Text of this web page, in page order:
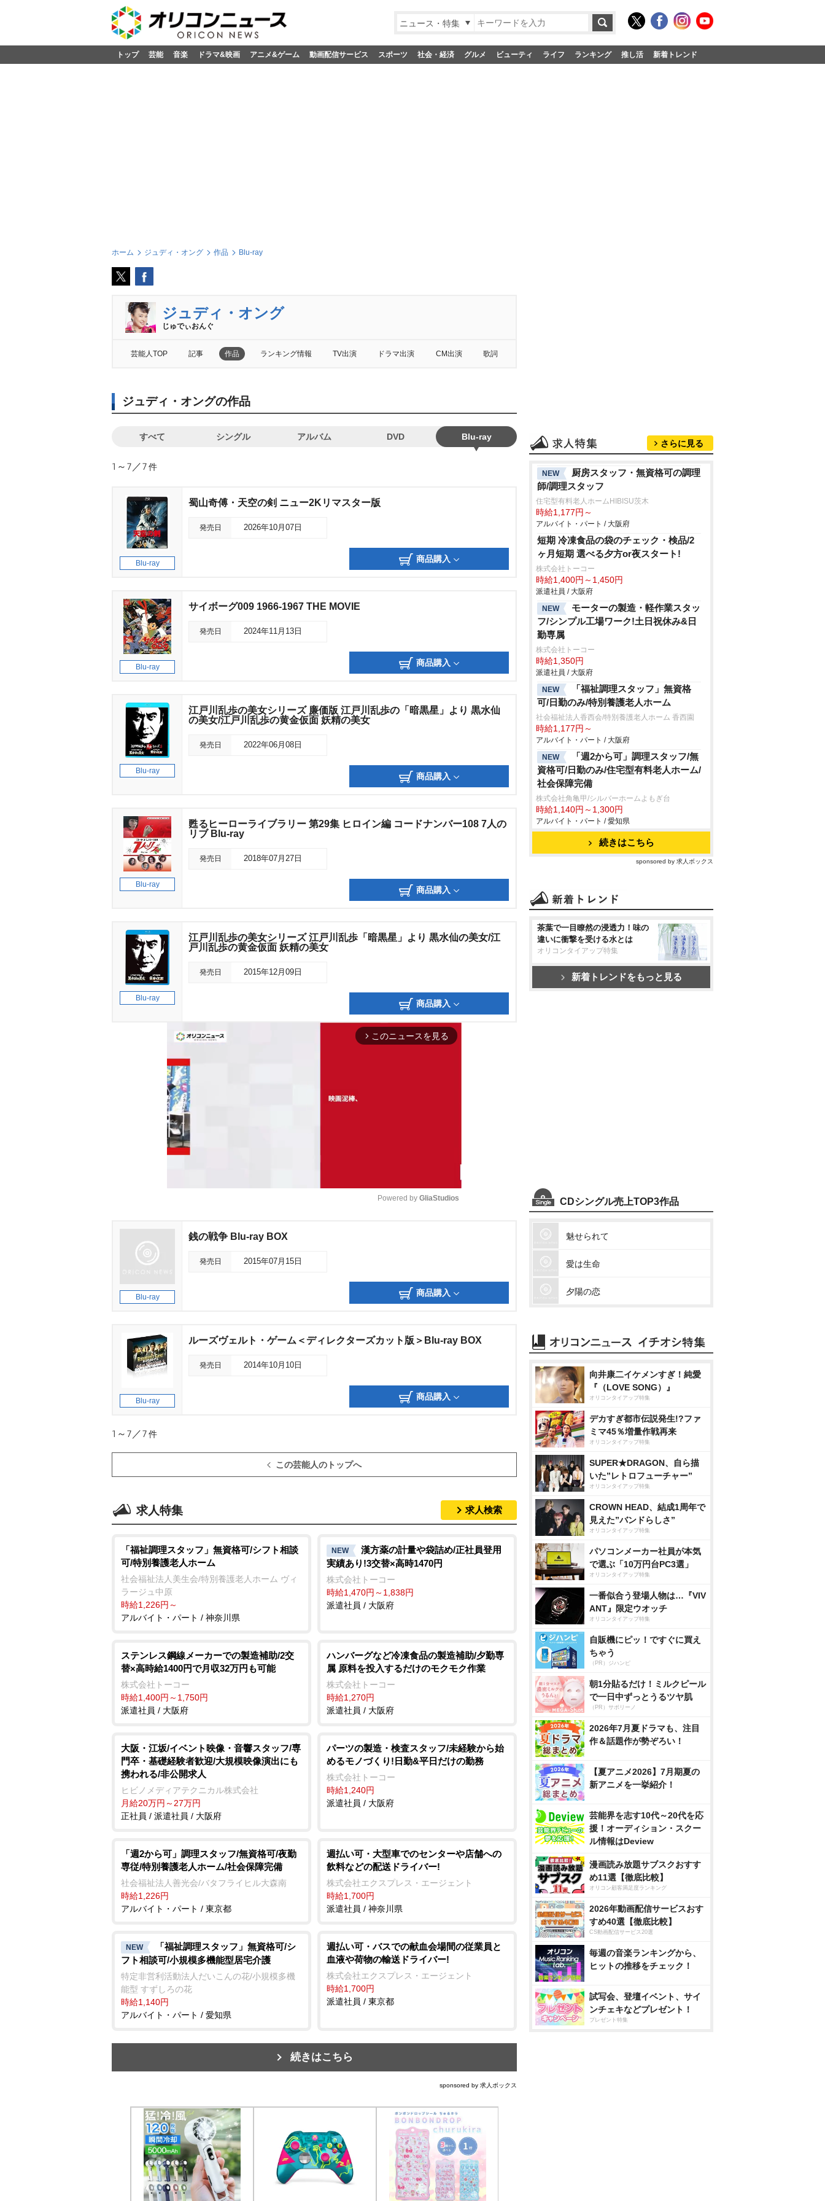
ニュース・特集
トップ 芸能 音楽 ドラマ&映画 アニメ&ゲーム 動画配信サービス スポーツ 社会・経済 グルメ ビューティ ライフ ランキング 推し活 新着トレンド
ホーム ジュディ・オング 作品 Blu-ray
ジュディ・オング
じゅでぃおんぐ
芸能人TOP 記事 作品 ランキング情報 TV出演 ドラマ出演 CM出演 歌詞
ジュディ・オングの作品
すべて シングル アルバム DVD Blu-ray
1～7／7件
Blu-ray
蜀山奇傅・天空の剣 ニュー2Kリマスター版
発売日 2026年10月07日
商品購入
Blu-ray
サイボーグ009 1966-1967 THE MOVIE
発売日 2024年11月13日
商品購入
Blu-ray
江戸川乱歩の美女シリーズ 廉価版 江戸川乱歩の「暗黒星」より 黒水仙
の美女/江戸川乱歩の黄金仮面 妖精の美女
発売日 2022年06月08日
商品購入
Blu-ray
甦るヒーローライブラリー 第29集 ヒロイン編 コードナンバー108 7人の
リブ Blu-ray
発売日 2018年07月27日
商品購入
Blu-ray
江戸川乱歩の美女シリーズ 江戸川乱歩「暗黒星」より 黒水仙の美女/江
戸川乱歩の黄金仮面 妖精の美女
発売日 2015年12月09日
商品購入
arrow_forward_ios このニュースを見る
e
Powered by GliaStudios
Blu-ray
銭の戦争 Blu-ray BOX
発売日 2015年07月15日
商品購入
Blu-ray
ルーズヴェルト・ゲーム＜ディレクターズカット版＞Blu-ray BOX
発売日 2014年10月10日
商品購入
1～7／7件
この芸能人のトップへ
求人特集 求人検索
「福祉調理スタッフ」無資格可/シフト相談
可/特別養護老人ホーム
社会福祉法人美生会/特別養護老人ホーム ヴィ
ラージュ中原
時給1,226円～
アルバイト・パート / 神奈川県
NEW
漢方薬の計量や袋詰め/正社員登用
実績あり!3交替×高時1470円
株式会社トーコー
時給1,470円～1,838円
派遣社員 / 大阪府
ステンレス鋼線メーカーでの製造補助/2交
替×高時給1400円で月収32万円も可能
株式会社トーコー
時給1,400円～1,750円
派遣社員 / 大阪府
ハンバーグなど冷凍食品の製造補助/夕勤専
属 原料を投入するだけのモクモク作業
株式会社トーコー
時給1,270円
派遣社員 / 大阪府
大阪・江坂/イベント映像・音響スタッフ/専
門卒・基礎経験者歓迎/大規模映像演出にも
携われる/非公開求人
ヒビノメディアテクニカル株式会社
月給20万円～27万円
正社員 / 派遣社員 / 大阪府
パーツの製造・検査スタッフ/未経験から始
めるモノづくり!日勤&平日だけの勤務
株式会社トーコー
時給1,240円
派遣社員 / 大阪府
「週2から可」調理スタッフ/無資格可/夜勤
専従/特別養護老人ホーム/社会保障完備
社会福祉法人善光会/バタフライヒル大森南
時給1,226円
アルバイト・パート / 東京都
週払い可・大型車でのセンターや店舗への
飲料などの配送ドライバー!
株式会社エクスプレス・エージェント
時給1,700円
派遣社員 / 神奈川県
NEW
「福祉調理スタッフ」無資格可/シ
フト相談可/小規模多機能型居宅介護
特定非営利活動法人だいこんの花/小規模多機
能型 すずしろの花
時給1,140円
アルバイト・パート / 愛知県
週払い可・バスでの献血会場間の従業員と
血液や荷物の輸送ドライバー!
株式会社エクスプレス・エージェント
時給1,700円
派遣社員 / 東京都
続きはこちら
sponsored by 求人ボックス
さらに見る
NEW
厨房スタッフ・無資格可の調理
師/調理スタッフ
住宅型有料老人ホームHIBISU茨木
時給1,177円～
アルバイト・パート / 大阪府
短期 冷凍食品の袋のチェック・検品/2
ヶ月短期 選べる夕方or夜スタート!
株式会社トーコー
時給1,400円～1,450円
派遣社員 / 大阪府
NEW
モーターの製造・軽作業スタッ
フ/シンプル工場ワーク!土日祝休み&日
勤専属
株式会社トーコー
時給1,350円
派遣社員 / 大阪府
NEW
「福祉調理スタッフ」無資格
可/日勤のみ/特別養護老人ホーム
社会福祉法人香西会/特別養護老人ホーム 香西園
時給1,177円～
アルバイト・パート / 大阪府
NEW
「週2から可」調理スタッフ/無
資格可/日勤のみ/住宅型有料老人ホーム/
社会保障完備
株式会社角亀甲/シルバーホームよもぎ台
時給1,140円～1,300円
アルバイト・パート / 愛知県
続きはこちら
sponsored by 求人ボックス
茶葉で一目瞭然の浸透力！味の
違いに衝撃を受ける水とは
オリコンタイアップ特集
新着トレンドをもっと見る
CDシングル売上TOP3作品
魅せられて
愛は生命
夕陽の恋
向井康二イケメンすぎ！純愛
『（LOVE SONG）』
オリコンタイアップ特集
デカすぎ都市伝説発生!?ファ
ミマ45％増量作戦再来
オリコンタイアップ特集
SUPER★DRAGON、自ら描
いた”レトロフューチャー”
オリコンタイアップ特集
CROWN HEAD、結成1周年で
見えた”バンドらしさ”
オリコンタイアップ特集
パソコンメーカー社員が本気
で選ぶ「10万円台PC3選」
オリコンタイアップ特集
一番似合う登場人物は…『VIV
ANT』限定ウオッチ
オリコンタイアップ特集
自販機にピッ！ですぐに買え
ちゃう
（PR）ジハンピ
朝1分貼るだけ！ミルクピール
で一日中ずっとうるツヤ肌
（PR）サボリーノ
2026年7月夏ドラマも、注目
作＆話題作が勢ぞろい！
【夏アニメ2026】7月期夏の
新アニメを一挙紹介！
芸能界を志す10代～20代を応
援！オーディション・スクー
ル情報はDeview
漫画読み放題サブスクおすす
め11選【徹底比較】
オリコン顧客満足度ランキング
2026年動画配信サービスおす
すめ40選【徹底比較】
CS動画配信サービス20選
毎週の音楽ランキングから、
ヒットの推移をチェック！
試写会、登壇イベント、サイ
ンチェキなどプレゼント！
プレゼント特集